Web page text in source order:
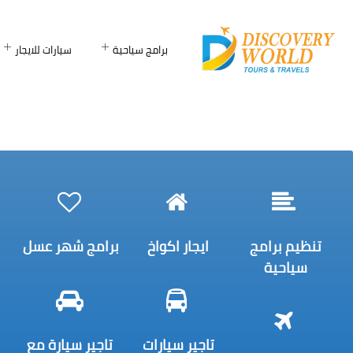
برامج سياحية سيارات للايجار
تنظيم برامج
سياحية
ايجار اكواخ
تاجير سيارات
برامج شهر عسل
تاجير سيارة مع